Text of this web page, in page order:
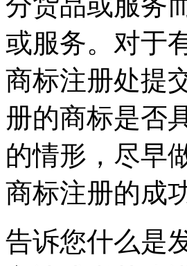
或服务。对于
商标注册处提
册的商标是否
的情形，尽早
商标注册的成
告诉您什么是